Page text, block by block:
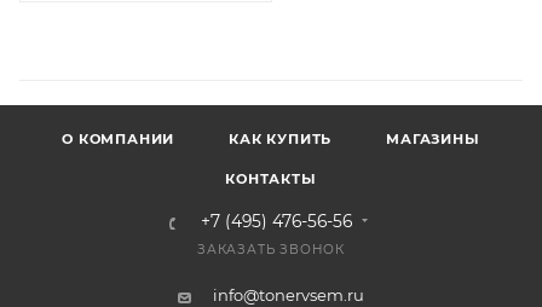
О КОМПАНИИ КАК КУПИТЬ МАГАЗИНЫ
КОНТАКТЫ
+7 (495) 476-56-56
ЗАКАЗАТЬ ЗВОНОК
info@tonervsem.ru